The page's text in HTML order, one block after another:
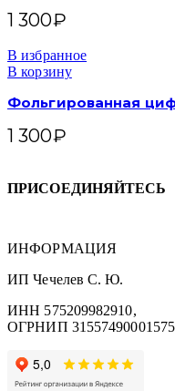
1 300₽
В избранное
В корзину
Фольгированная
1 300₽
ПРИСОЕДИНЯЙТЕСЬ
ИНФОРМАЦИЯ
ИП Чечелев С. Ю.
ИНН 575209982910,
ОГРНИП